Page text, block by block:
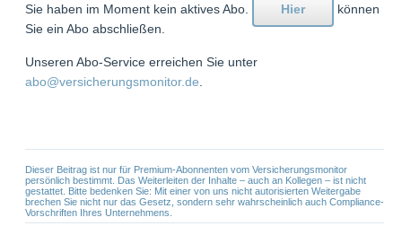
Sie haben im Moment kein aktives Abo.
Hier
können
Sie ein Abo abschließen.
Unseren Abo-Service erreichen Sie unter
abo@versicherungsmonitor.de
Dieser Beitrag ist nur für Premium-Abonnenten vom Versicherungsmonitor
persönlich bestimmt. Das Weiterleiten der Inhalte – auch an Kollegen – ist nicht
gestattet. Bitte bedenken Sie: Mit einer von uns nicht autorisierten Weitergabe
brechen Sie nicht nur das Gesetz, sondern sehr wahrscheinlich auch Compliance-
Vorschriften Ihres Unternehmens.